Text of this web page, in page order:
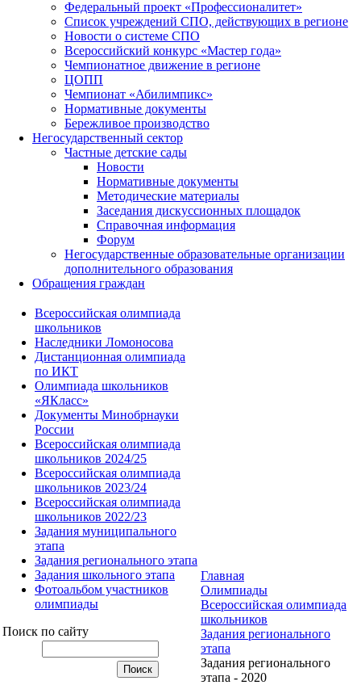
Федеральный проект «Профессионалитет»
Список учреждений СПО, действующих в регионе
Новости о системе СПО
Всероссийский конкурс «Мастер года»
Чемпионатное движение в регионе
ЦОПП
Чемпионат «Абилимпикс»
Нормативные документы
Бережливое производство
Негосударственный сектор
Частные детские сады
Новости
Нормативные документы
Методические материалы
Заседания дискуссионных площадок
Справочная информация
Форум
Негосударственные образовательные организации
дополнительного образования
Обращения граждан
Всероссийская олимпиада
школьников
Наследники Ломоносова
Дистанционная олимпиада
по ИКТ
Олимпиада школьников
«ЯКласс»
Документы Минобрнауки
России
Всероссийская олимпиада
школьников 2024/25
Всероссийская олимпиада
школьников 2023/24
Всероссийская олимпиада
школьников 2022/23
Задания муниципального
этапа
Задания регионального этапа
Задания школьного этапа
Фотоальбом участников
олимпиады
Поиск по сайту
Главная
Олимпиады
Всероссийская олимпиада
школьников
Задания регионального
этапа
Задания регионального
этапа - 2020